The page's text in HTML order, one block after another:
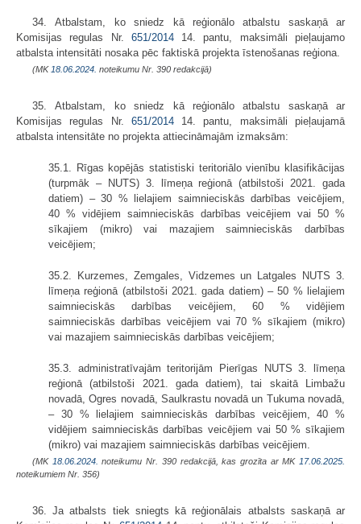
34. Atbalstam, ko sniedz kā reģionālo atbalstu saskaņā ar
Komisijas regulas Nr. 651/201414. pantu, maksimāli pieļaujamo
atbalsta intensitāti nosaka pēc faktiskā projekta īstenošanas reģiona.
(MK18.06.2024. noteikumu Nr. 390 redakcijā)
35. Atbalstam, ko sniedz kā reģionālo atbalstu saskaņā ar
Komisijas regulas Nr. 651/201414. pantu, maksimāli pieļaujamā
atbalsta intensitāte no projekta attiecināmajām izmaksām:
35.1. Rīgas kopējās statistiski teritoriālo vienību klasifikācijas
(turpmāk – NUTS) 3. līmeņa reģionā (atbilstoši 2021. gada
datiem) – 30 % lielajiem saimnieciskās darbības veicējiem,
40 % vidējiem saimnieciskās darbības veicējiem vai 50 %
sīkajiem (mikro) vai mazajiem saimnieciskās darbības
veicējiem;
35.2. Kurzemes, Zemgales, Vidzemes un Latgales NUTS 3.
līmeņa reģionā (atbilstoši 2021. gada datiem) – 50 % lielajiem
saimnieciskās darbības veicējiem, 60 % vidējiem
saimnieciskās darbības veicējiem vai 70 % sīkajiem (mikro)
vai mazajiem saimnieciskās darbības veicējiem;
35.3. administratīvajām teritorijām Pierīgas NUTS 3. līmeņa
reģionā (atbilstoši 2021. gada datiem), tai skaitā Limbažu
novadā, Ogres novadā, Saulkrastu novadā un Tukuma novadā,
– 30 % lielajiem saimnieciskās darbības veicējiem, 40 %
vidējiem saimnieciskās darbības veicējiem vai 50 % sīkajiem
(mikro) vai mazajiem saimnieciskās darbības veicējiem.
(MK 18.06.2024. noteikumu Nr. 390 redakcijā, kas grozīta ar MK17.06.2025.
noteikumiem Nr. 356)
36. Ja atbalsts tiek sniegts kā reģionālais atbalsts saskaņā ar